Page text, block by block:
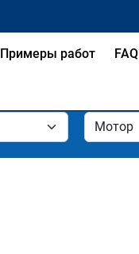
Примеры работ FAQ